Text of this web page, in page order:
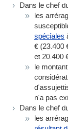
Dans le chef
les
spéciales
€ (23.400
et 20.400
le
n'a pas
Dans le chef
les